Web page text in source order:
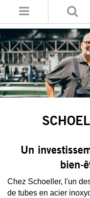
Un
bien-
Chez Schoeller, l'un
de tubes en acier